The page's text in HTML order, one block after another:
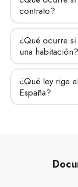
contrato?
¿Qué ocurre
una habitación?
¿Qué ley rige
España?